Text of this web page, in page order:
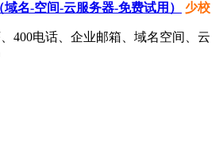
名-空间-云服务器-免费试用） 少校
400电话、企业邮箱、域名空间、云